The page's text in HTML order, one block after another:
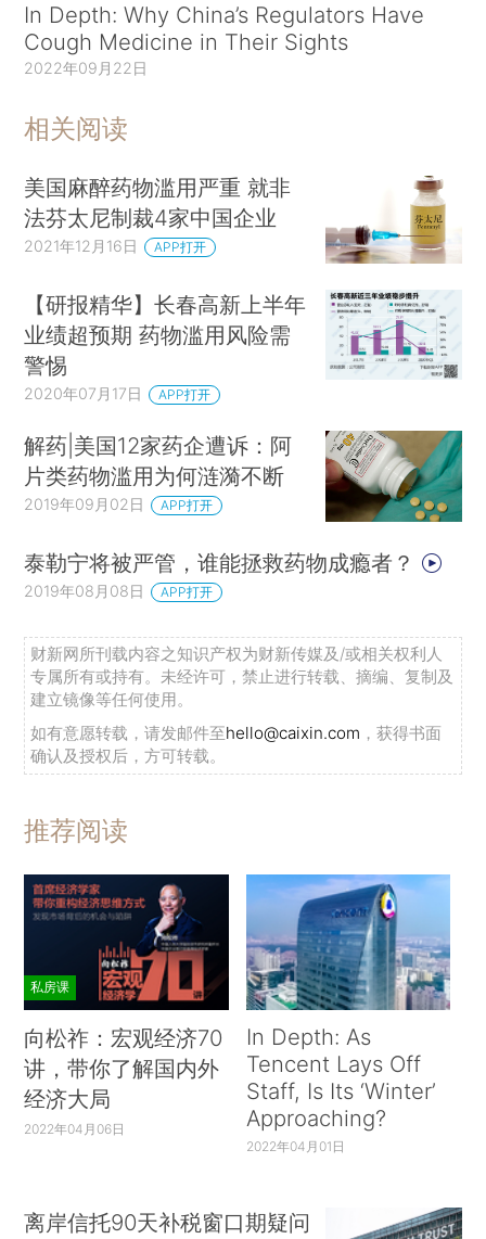
In Depth: Why China’s Regulators Have
Cough Medicine in Their Sights
2022年09月22日
相关阅读
美国麻醉药物滥用严重 就非
法芬太尼制裁4家中国企业
2021年12月16日 APP打开
【研报精华】长春高新上半年
业绩超预期 药物滥用风险需
警惕
2020年07月17日 APP打开
解药|美国12家药企遭诉：阿
片类药物滥用为何涟漪不断
2019年09月02日 APP打开
泰勒宁将被严管，谁能拯救药物成瘾者？
2019年08月08日 APP打开
财新网所刊载内容之知识产权为财新传媒及/或相关权利人
专属所有或持有。未经许可，禁止进行转载、摘编、复制及
建立镜像等任何使用。
如有意愿转载，请发邮件至hello@caixin.com ，获得书面
确认及授权后，方可转载。
推荐阅读
私房课
向松祚：宏观经济70
讲，带你了解国内外
经济大局
2022年04月06日
In Depth: As
Tencent Lays Off
Staff, Is Its ‘Winter’
Approaching?
2022年04月01日
离岸信托90天补税窗口期疑问